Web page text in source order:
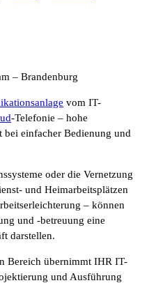
– Brandenburg
vom IT-
-Telefonie – hohe
einfacher Bedienung und
oder die Vernetzung
und Heimarbeitsplätzen
– können
und -betreuung eine
darstellen.
Bereich übernimmt IHR IT-
und Ausführung